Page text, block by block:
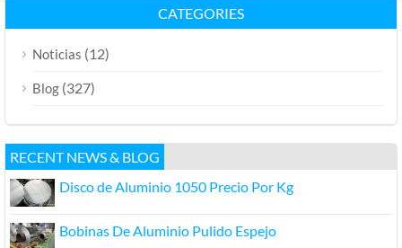
CATEGORIES
Noticias (12)
Blog (327)
RECENT NEWS & BLOG
Disco de Aluminio 1050 Precio Por Kg
Bobinas De Aluminio Pulido Espejo